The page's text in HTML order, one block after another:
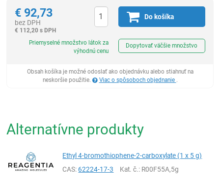
€ 92,73
bez DPH
€ 112,20 s DPH
Do košíka
Priemyselné množstvo látok za
výhodnú cenu
Dopytovať väčšie množstvo
Obsah košíka je možné odoslať ako objednávku alebo stiahnuť na
neskoršie použitie.
Viac o spôsoboch objednanie .
Alternatívne produkty
Ethyl 4-bromothiophene-2-carboxylate (1 x 5 g)
CAS:62224-17-3 Kat. č.: R00F55A,5g